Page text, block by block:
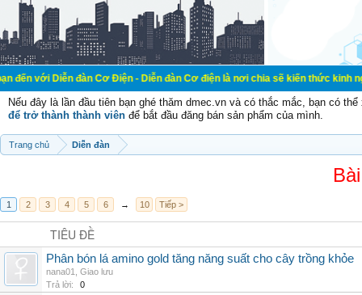
đàn Cơ Điện - Diễn đàn Cơ điện là nơi chia sẽ kiến thức kinh nghiệm
Nếu đây là lần đầu tiên bạn ghé thăm dmec.vn và có thắc mắc, bạn có
để trở thành thành viên để bắt đầu đăng bán sản phẩm của mình.
Trang chủ Diễn đàn
1 2 3 4 5 6 → 10 Tiếp >
TIÊU ĐỀ
Phân bón lá amino gold tăng năng suất cho cây trồng khỏe
nana01
Giao lưu
Trả lời:
0